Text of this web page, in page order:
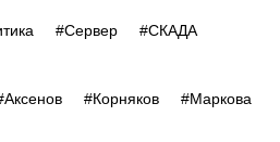
#Сервер
#СКАДА
#Корняков
#Маркова